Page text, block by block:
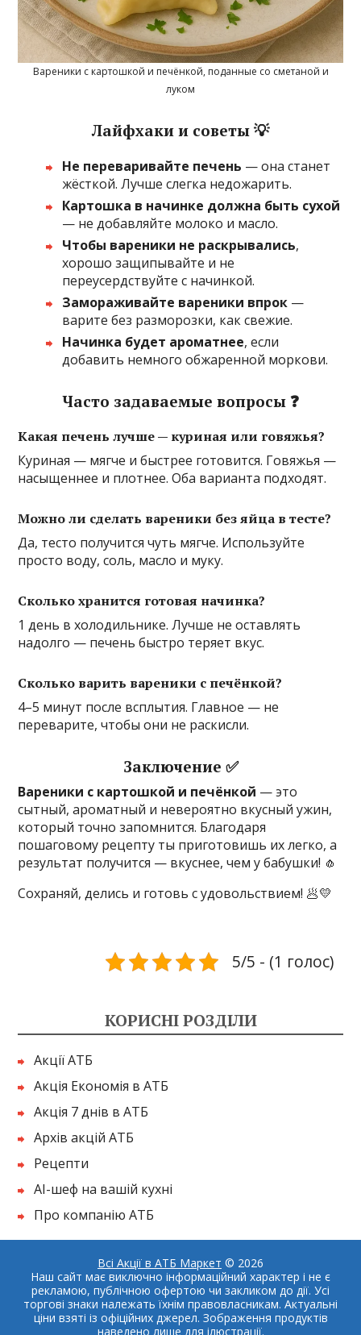
Вареники с картошкой и печёнкой, поданные со сметаной и
луком
Лайфхаки и советы 💡
Не переваривайте печень — она станет
жёсткой. Лучше слегка недожарить.
Картошка в начинке должна быть сухой
— не добавляйте молоко и масло.
Чтобы вареники не раскрывались,
хорошо защипывайте и не
переусердствуйте с начинкой.
Замораживайте вареники впрок —
варите без разморозки, как свежие.
Начинка будет ароматнее, если
добавить немного обжаренной моркови.
Часто задаваемые вопросы ❓
Какая печень лучше — куриная или говяжья?
Куриная — мягче и быстрее готовится. Говяжья —
насыщеннее и плотнее. Оба варианта подходят.
Можно ли сделать вареники без яйца в тесте?
Да, тесто получится чуть мягче. Используйте
просто воду, соль, масло и муку.
Сколько хранится готовая начинка?
1 день в холодильнике. Лучше не оставлять
надолго — печень быстро теряет вкус.
Сколько варить вареники с печёнкой?
4–5 минут после всплытия. Главное — не
переварите, чтобы они не раскисли.
Заключение ✅
Вареники с картошкой и печёнкой — это
сытный, ароматный и невероятно вкусный ужин,
который точно запомнится. Благодаря
пошаговому рецепту ты приготовишь их легко, а
результат получится — вкуснее, чем у бабушки! 🧄
Сохраняй, делись и готовь с удовольствием! 🥟💛
5/5 - (1 голос)
КОРИСНІ РОЗДІЛИ
Акції АТБ
Акція Економія в АТБ
Акція 7 днів в АТБ
Архів акцій АТБ
Рецепти
AI-шеф на вашій кухні
Про компанію АТБ
Всі Акції в АТБ Маркет © 2026
Наш сайт має виключно інформаційний характер і не є
рекламою, публічною офертою чи закликом до дії. Усі
торгові знаки належать їхнім правовласникам. Актуальні
ціни взяті із офіційних джерел. Зображення продуктів
наведено лише для ілюстрації.